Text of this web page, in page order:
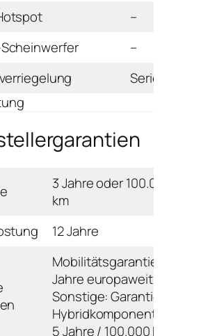
–
–
Serie
3 Jahre oder 100.000
km
12 Jahre
Mobilitätsgarantie: 3
Jahre europaweit;
Sonstige: Garantie
Hybridkomponenten:
5 Jahre / 100.000 km